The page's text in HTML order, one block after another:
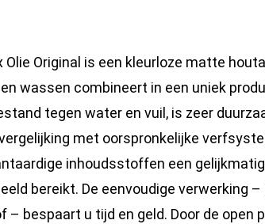
Olie Original is een kleurloze matte
wassen combineert in een uniek
tegen water en vuil, is zeer
met oorspronkelijke
inhoudsstoffen een
bereikt. De eenvoudige verwerking –
– bespaart u tijd en geld. Door de open